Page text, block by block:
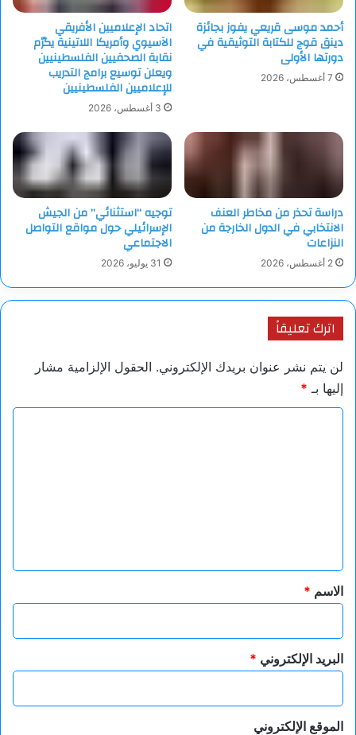
أحمد موسى قريعي يفوز بجائزة
دينق قوج للكتابة التوثيقية في
دورتها الأولى
7 أغسطس، 2026
اتحاد الإعلاميين الأفريقي
الآسيوي وأمريكا اللاتينية يكرّم
نقابة الصحفيين الفلسطينيين
ويعلن توسيع برامج التدريب
للإعلاميين الفلسطينيين
3 أغسطس، 2026
دراسة تحذر من مخاطر العنف
الانتخابي في الدول الخارجة من
النزاعات
2 أغسطس، 2026
توجيه “استثنائي” من الجيش
الإسرائيلي حول مواقع التواصل
الاجتماعي
31 يوليو، 2026
اترك تعليقاً
لن يتم نشر عنوان بريدك الإلكتروني. الحقول الإلزامية مشار
إليها بـ *
*
الاسم *
البريد الإلكتروني *
الموقع الإلكتروني